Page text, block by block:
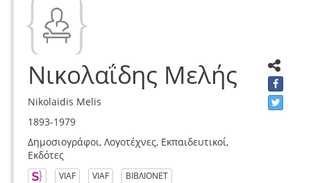
Νικολαΐδης Μελής
Nikolaidis Melis
1893-1979
Δημοσιογράφοι, Λογοτέχνες, Εκπαιδευτικοί,
Εκδότες
VIAF VIAF ΒΙΒΛΙΟΝΕΤ